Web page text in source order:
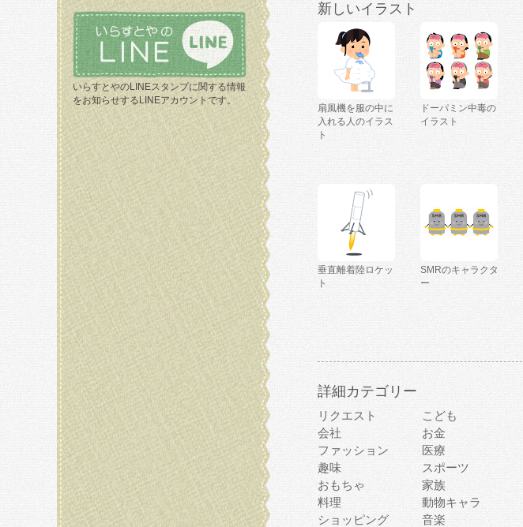
いらすとやのLINEスタンプに関する情報
をお知らせするLINEアカウントです。
新しいイラスト
扇風機を服の中に
入れる人のイラス
ト
ドーパミン中毒の
イラスト
垂直離着陸ロケッ
ト
SMRのキャラクタ
ー
詳細カテゴリー
リクエスト こども
会社
お金
ファッション
医療
趣味
スポーツ
おもちゃ
家族
料理
動物キャラ
ショッピング
音楽